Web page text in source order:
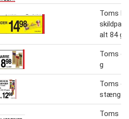
Toms
alt 84 g
Toms
g
Toms
stænger
Toms